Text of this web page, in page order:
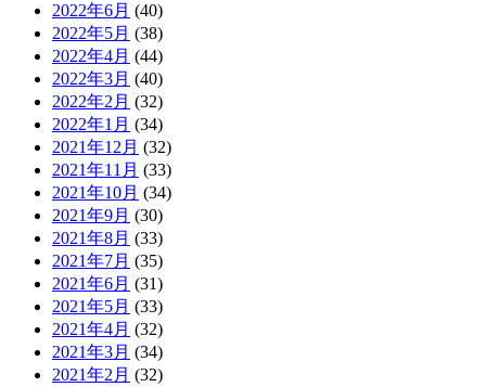
2022年6月 (40)
2022年5月 (38)
2022年4月 (44)
2022年3月 (40)
2022年2月 (32)
2022年1月 (34)
2021年12月 (32)
2021年11月 (33)
2021年10月 (34)
2021年9月 (30)
2021年8月 (33)
2021年7月 (35)
2021年6月 (31)
2021年5月 (33)
2021年4月 (32)
2021年3月 (34)
2021年2月 (32)